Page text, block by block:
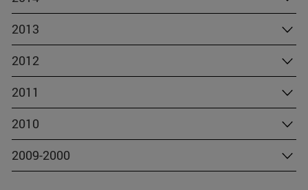
2013
2012
2011
2010
2009-2000